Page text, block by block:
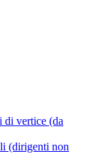
di vertice (da
(dirigenti non